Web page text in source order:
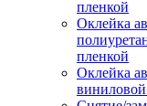
пленкой
Оклейка
пленкой
Оклейка